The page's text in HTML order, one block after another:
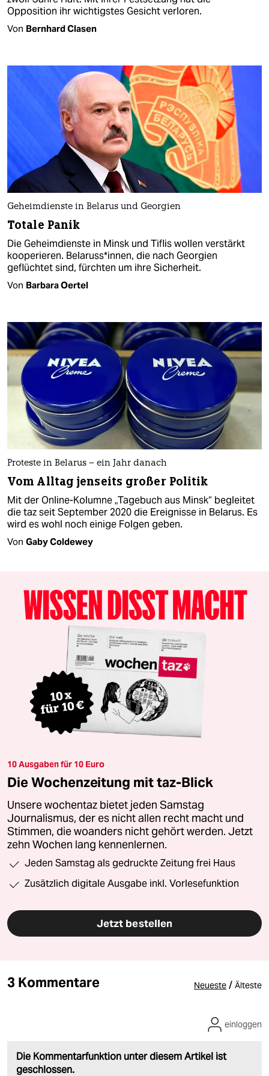
Opposition ihr wichtigstes Gesicht verloren.
Von Bernhard Clasen
Geheimdienste in Belarus und Georgien
Totale Panik
Die Geheimdienste in Minsk und Tiflis wollen verstärkt
kooperieren. Be­la­rus­s*in­nen, die nach Georgien
geflüchtet sind, fürchten um ihre Sicherheit.
Von Barbara Oertel
Proteste in Belarus – ein Jahr danach
Vom Alltag jenseits großer Politik
Mit der Online-Kolumne „Tagebuch aus Minsk“ begleitet
die taz seit September 2020 die Ereignisse in Belarus. Es
wird es wohl noch einige Folgen geben.
Von Gaby Coldewey
10 Ausgaben für 10 Euro
Die Wochenzeitung mit taz-Blick
Unsere wochentaz bietet jeden Samstag
Journalismus, der es nicht allen recht macht und
Stimmen, die woanders nicht gehört werden. Jetzt
zehn Wochen lang kennenlernen.
Jeden Samstag als gedruckte Zeitung frei Haus
Zusätzlich digitale Ausgabe inkl. Vorlesefunktion
Jetzt bestellen
3 Kommentare Neueste / Älteste
Die Kommentarfunktion unter diesem Artikel ist
geschlossen.
einloggen